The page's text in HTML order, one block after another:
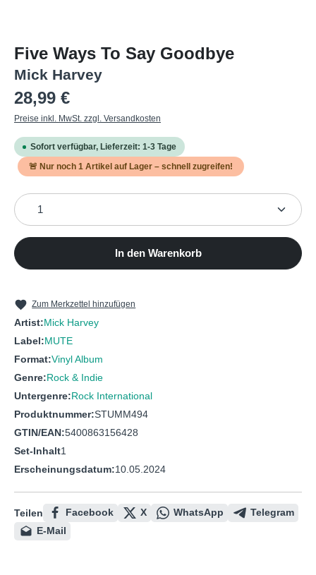
Five Ways To Say Goodbye
Mick Harvey
Regulärer Preis:
28,99 €
Preise inkl. MwSt. zzgl. Versandkosten
Sofort verfügbar, Lieferzeit: 1-3 Tage
🚨 Nur noch 1 Artikel auf Lager – schnell zugreifen!
Produkt Anzahl: Gib den gewünschten Wert ein
In den Warenkorb
Zum Merkzettel hinzufügen
Artist:Mick Harvey
Label:MUTE
Format:Vinyl Album
Genre:Rock & Indie
Untergenre:Rock International
Produktnummer:STUMM494
GTIN/EAN:5400863156428
Set-Inhalt1
Erscheinungsdatum:10.05.2024
Teilen Facebook X WhatsApp
Telegram
E-Mail